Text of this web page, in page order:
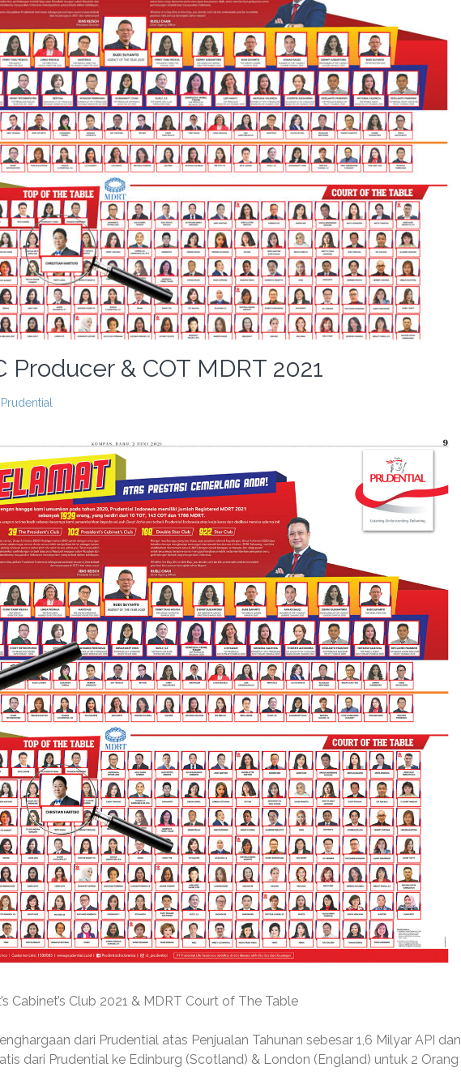
& COT MDRT 2021
Cabinet’s Club 2021 & MDRT Court of The Table
dari Prudential atas Penjualan Tahunan sebesar 1,6 Milyar API dan
dari Prudential ke Edinburg (Scotland) & London (England) untuk 2 Orang